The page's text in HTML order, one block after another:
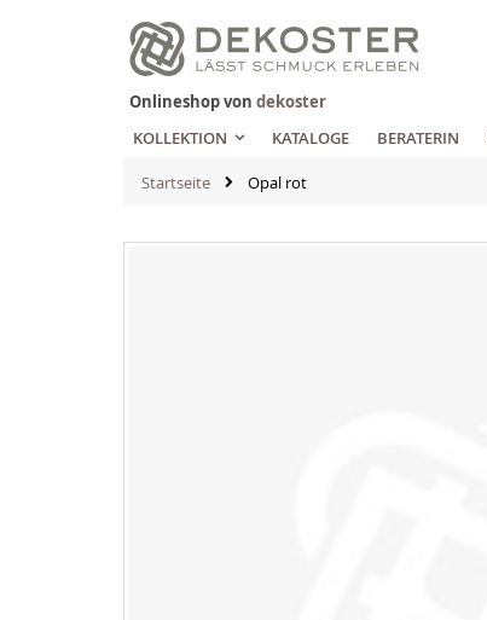
Zum
Inhalt
springen
Onlineshop von dekoster
KOLLEKTION
KATALOGE BERATERIN
Startseite Opal rot